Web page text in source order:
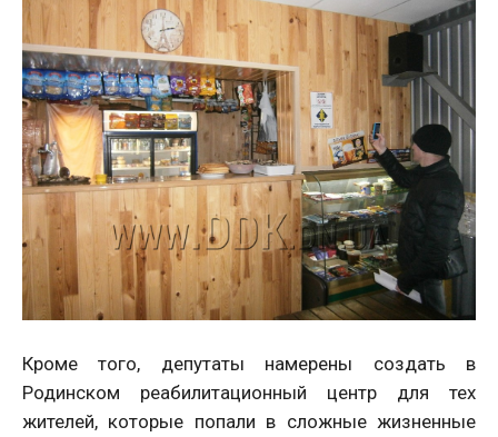
Кроме того, депутаты намерены создать в
Родинском реабилитационный центр для тех
жителей, которые попали в сложные жизненные